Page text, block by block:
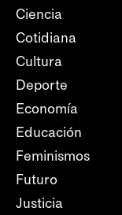
Ciencia
Cotidiana
Cultura
Deporte
Economía
Educación
Feminismos
Futuro
Justicia